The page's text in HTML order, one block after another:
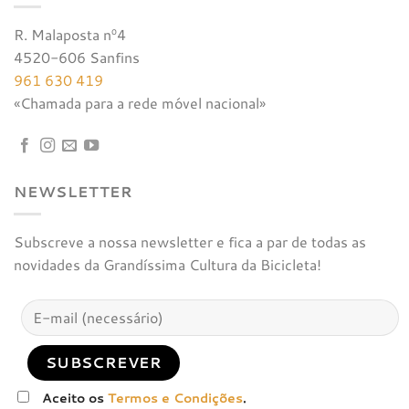
R. Malaposta nº4
4520-606 Sanfins
961 630 419
«Chamada para a rede móvel nacional»
NEWSLETTER
Subscreve a nossa newsletter e fica a par de todas as
novidades da Grandíssima Cultura da Bicicleta!
Aceito osTermos e Condições.